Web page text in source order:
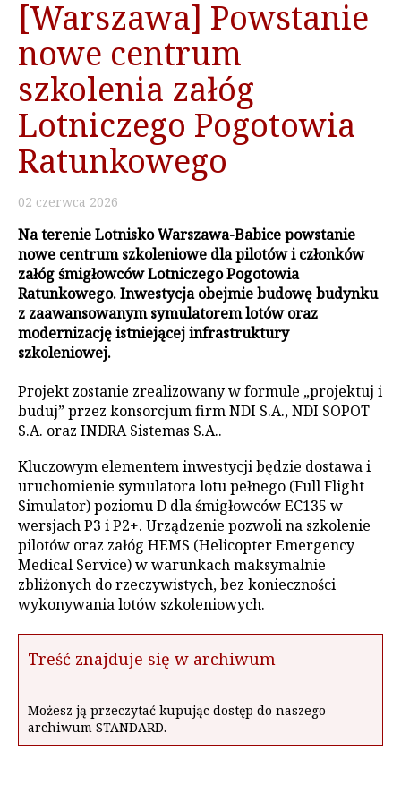
[Warszawa] Powstanie
nowe centrum
szkolenia załóg
Lotniczego Pogotowia
Ratunkowego
02 czerwca 2026
Na terenie Lotnisko Warszawa-Babice powstanie
nowe centrum szkoleniowe dla pilotów i członków
załóg śmigłowców Lotniczego Pogotowia
Ratunkowego. Inwestycja obejmie budowę budynku
z zaawansowanym symulatorem lotów oraz
modernizację istniejącej infrastruktury
szkoleniowej.
Projekt zostanie zrealizowany w formule „projektuj i
buduj” przez konsorcjum firm NDI S.A., NDI SOPOT
S.A. oraz INDRA Sistemas S.A..
Kluczowym elementem inwestycji będzie dostawa i
uruchomienie symulatora lotu pełnego (Full Flight
Simulator) poziomu D dla śmigłowców EC135 w
wersjach P3 i P2+. Urządzenie pozwoli na szkolenie
pilotów oraz załóg HEMS (Helicopter Emergency
Medical Service) w warunkach maksymalnie
zbliżonych do rzeczywistych, bez konieczności
wykonywania lotów szkoleniowych.
Treść znajduje się w archiwum
Możesz ją przeczytać kupując dostęp do naszego
archiwum STANDARD.